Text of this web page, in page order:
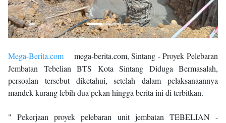
Mega-Berita.com mega-berita.com, Sintang - Proyek Pelebaran
Jembatan Tebelian BTS Kota Sintang Diduga Bermasalah,
persoalan tersebut diketahui, setelah dalam pelaksanaannya
mandek kurang lebih dua pekan hingga berita ini di terbitkan.
" Pekerjaan proyek pelebaran unit jembatan TEBELIAN -